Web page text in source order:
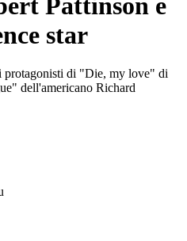
star
protagonisti di "Die, my love" di
dell'americano Richard